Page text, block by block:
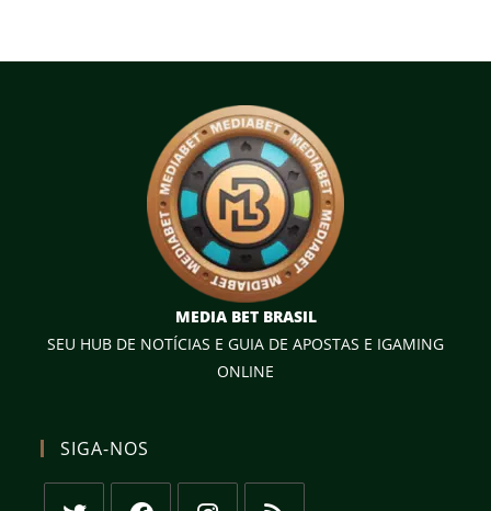
MEDIA BET BRASIL
SEU HUB DE NOTÍCIAS E GUIA DE APOSTAS E IGAMING
ONLINE
SIGA-NOS